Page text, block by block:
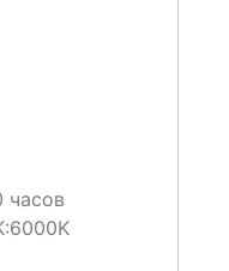
часов
6000K